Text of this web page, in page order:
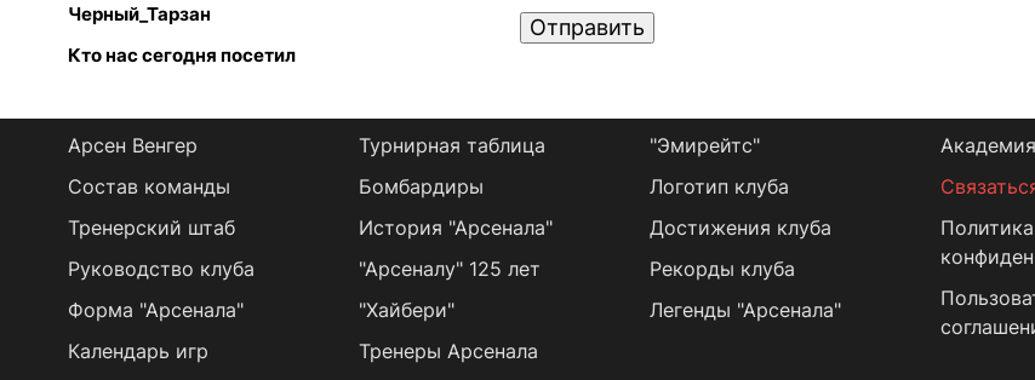
Черный_Тарзан
Кто нас сегодня посетил
Отправить
Арсен Венгер
Состав команды
Тренерский штаб
Руководство клуба
Форма "Арсенала"
Календарь игр
Турнирная таблица
Бомбардиры
История "Арсенала"
"Арсеналу" 125 лет
"Хайбери"
Тренеры Арсенала
"Эмирейтс"
Логотип клуба
Достижения клуба
Рекорды клуба
Легенды "Арсенала"
Академия
Политика